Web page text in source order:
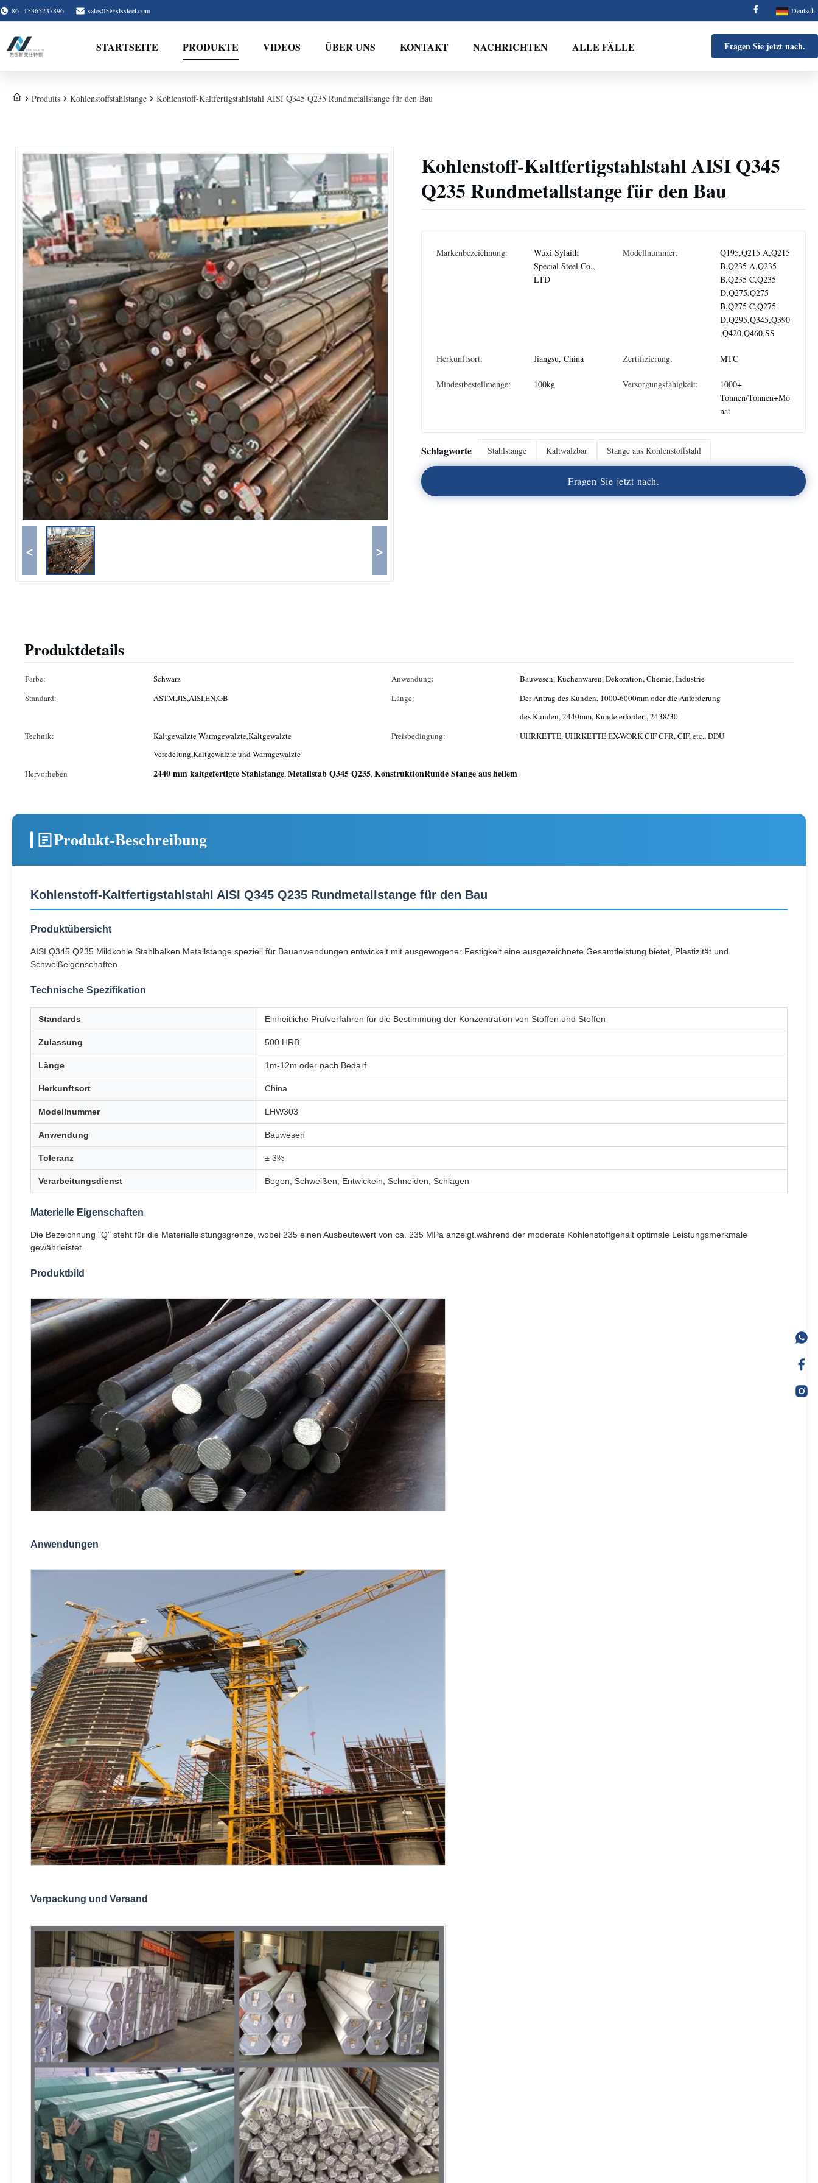
86--15365237896 sales05@slssteel.com Deutsch
STARTSEITE PRODUKTE VIDEOS ÜBER UNS KONTAKT NACHRICHTEN ALLE FÄLLE Fragen Sie jetzt nach.
Produits Kohlenstoffstahlstange Kohlenstoff-Kaltfertigstahlstahl AISI Q345 Q235 Rundmetallstange für den Bau
< >
Kohlenstoff-Kaltfertigstahlstahl AISI Q345
Q235 Rundmetallstange für den Bau
Markenbezeichnung:
Wuxi Sylaith
Special Steel Co.,
LTD
Modellnummer:
Q195,Q215 A,Q215
B,Q235 A,Q235
B,Q235 C,Q235
D,Q275,Q275
B,Q275 C,Q275
D,Q295,Q345,Q390
,Q420,Q460,SS
Herkunftsort: Jiangsu, China Zertifizierung: MTC
Mindestbestellmenge: 100kg Versorgungsfähigkeit:
1000+
Tonnen/Tonnen+Mo
nat
Schlagworte Stahlstange Kaltwalzbar Stange aus Kohlenstoffstahl
Fragen Sie jetzt nach.
Produktdetails
Farbe: Schwarz Anwendung:
Bauwesen, Küchenwaren, Dekoration, Chemie, Industrie
Standard:
ASTM,JIS,AISI,EN,GB Länge:
Der Antrag des Kunden, 1000-6000mm oder die Anforderung
des Kunden, 2440mm, Kunde erfordert, 2438/30
Technik:
Kaltgewalzte Warmgewalzte,Kaltgewalzte
Veredelung,Kaltgewalzte und Warmgewalzte
Preisbedingung: UHRKETTE, UHRKETTE EX-WORK CIF CFR, CIF, etc., DDU
Hervorheben 2440 mm kaltgefertigte Stahlstange,Metallstab Q345 Q235,KonstruktionRunde Stange aus hellem
Produkt-Beschreibung
Kohlenstoff-Kaltfertigstahlstahl AISI Q345 Q235 Rundmetallstange für den Bau
Produktübersicht
AISI Q345 Q235 Mildkohle Stahlbalken Metallstange speziell für Bauanwendungen entwickelt.mit ausgewogener Festigkeit eine ausgezeichnete Gesamtleistung bietet, Plastizität und
Schweißeigenschaften.
Technische Spezifikation
Standards Einheitliche Prüfverfahren für die Bestimmung der Konzentration von Stoffen und Stoffen
Zulassung 500 HRB
Länge 1m-12m oder nach Bedarf
Herkunftsort China
Modellnummer LHW303
Anwendung Bauwesen
Toleranz ± 3%
Verarbeitungsdienst Bogen, Schweißen, Entwickeln, Schneiden, Schlagen
Materielle Eigenschaften
Die Bezeichnung "Q" steht für die Materialleistungsgrenze, wobei 235 einen Ausbeutewert von ca. 235 MPa anzeigt.während der moderate Kohlenstoffgehalt optimale Leistungsmerkmale
gewährleistet.
Produktbild
Anwendungen
Verpackung und Versand